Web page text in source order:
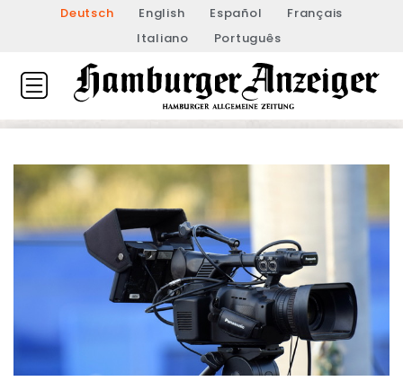
Deutsch English Español
Français
Italiano
Português